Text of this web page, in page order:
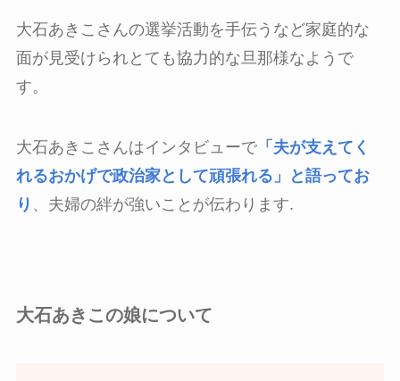
大石あきこさんの選挙活動を手伝うなど家庭的な
面が見受けられとても協力的な旦那様なようで
す。
大石あきこさんはインタビューで「夫が支えてく
れるおかげで政治家として頑張れる」と語ってお
り 、夫婦の絆が強いことが伝わります.
大石あきこの娘について